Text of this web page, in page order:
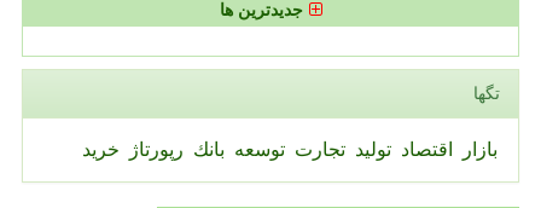
جدیدترین ها
تگها
بازار اقتصاد تولید تجارت توسعه بانك رپورتاژ خرید